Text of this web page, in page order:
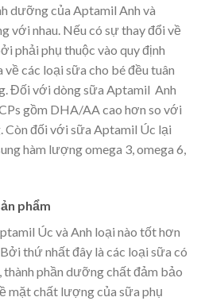
dưỡng của Aptamil Anh và
với nhau. Nếu có sự thay đổi về
phải phụ thuộc vào quy định
các loại sữa cho bé đều tuân
Đối với dòng sữa Aptamil Anh
gồm DHA/AA cao hơn so với
đối với sữa Aptamil Úc lại
hàm lượng omega 3, omega 6,
phẩm
Úc và Anh loại nào tốt hơn
thứ nhất đây là các loại sữa có
thành phần dưỡng chất đảm bảo
mặt chất lượng của sữa phụ